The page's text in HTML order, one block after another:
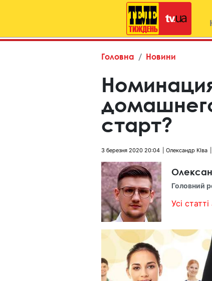
Головна Новини
старт?
3 березня 2020 20:04 Олександр КІва
Головний
Усі